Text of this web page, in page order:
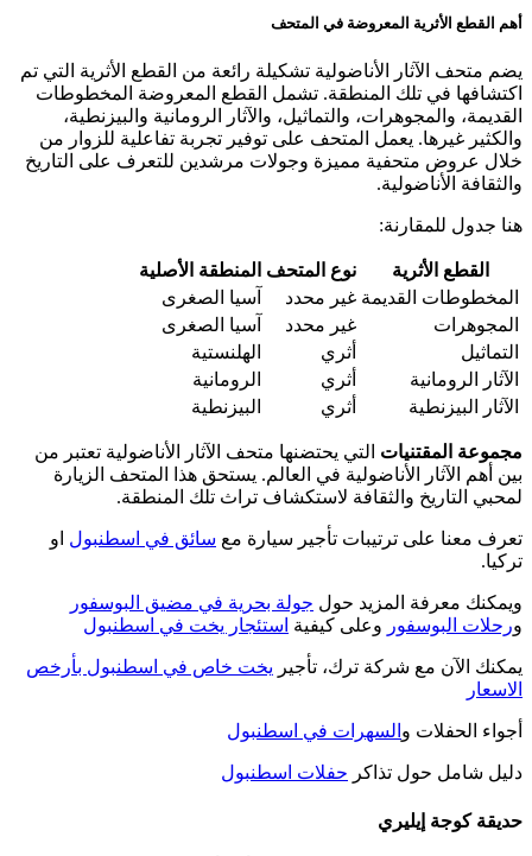
أهم القطع الأثرية المعروضة في المتحف
يضم متحف الآثار الأناضولية تشكيلة رائعة من القطع الأثرية التي تم
اكتشافها في تلك المنطقة. تشمل القطع المعروضة المخطوطات
القديمة، والمجوهرات، والتماثيل، والآثار الرومانية والبيزنطية،
والكثير غيرها. يعمل المتحف على توفير تجربة تفاعلية للزوار من
خلال عروض متحفية مميزة وجولات مرشدين للتعرف على التاريخ
والثقافة الأناضولية.
هنا جدول للمقارنة:
القطع الأثرية نوع المتحف المنطقة الأصلية
المخطوطات القديمة غير محدد
آسيا الصغرى
المجوهرات
غير محدد
آسيا الصغرى
التماثيل
أثري
الهلنستية
الآثار الرومانية
أثري
الرومانية
الآثار البيزنطية
أثري البيزنطية
مجموعة المقتنيات التي يحتضنها متحف الآثار الأناضولية تعتبر من
بين أهم الآثار الأناضولية في العالم. يستحق هذا المتحف الزيارة
لمحبي التاريخ والثقافة لاستكشاف تراث تلك المنطقة.
تعرف معنا على ترتيبات تأجير سيارة مع سائق في اسطنبول او
تركيا.
ويمكنك معرفة المزيد حول جولة بحرية في مضيق البوسفور
ورحلات البوسفور وعلى كيفية استئجار يخت في اسطنبول
يمكنك الآن مع شركة ترك، تأجير يخت خاص في اسطنبول بأرخص
الاسعار
أجواء الحفلات و السهرات في اسطنبول
دليل شامل حول تذاكر حفلات اسطنبول
حديقة كوجة إيليري